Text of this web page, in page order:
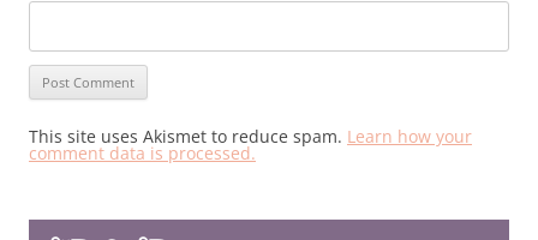
This site uses Akismet to reduce spam. Learn how your
comment data is processed.